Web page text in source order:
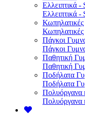
Ελλειπτικά -
Ελλειπτικά -
Κωπηλατικές
Κωπηλατικές
Πάγκοι
Πάγκοι
Παθητική
Παθητική
Ποδήλατα
Ποδήλατα
Πολυόργανα
Πολυόργανα